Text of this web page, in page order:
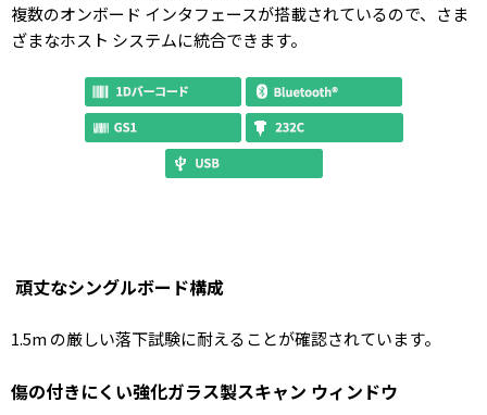
複数のオンボード インタフェースが搭載されているので、さま
ざまなホスト システムに統合できます。
頑丈なシングルボード構成
1.5m の厳しい落下試験に耐えることが確認されています。
傷の付きにくい強化ガラス製スキャン ウィンドウ